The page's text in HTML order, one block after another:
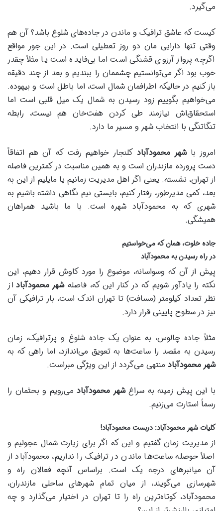
می‌گیرد.
کیست که عاشق ترافیک و ماندن در جاده‌های شلوغ باشد؟ آن هم
وقتی تنها دارایی مان دو روز تعطیلی است. در این جور مواقع
اگرچه پرواز آرزوی قشنگی است اما بی‌فایده است یا مثلاً چقدر
خوب بود اگر می‌توانستیم چشممان را ببندیم و بعد از چند دقیقه
باز کنیم در حالیکه اطرافمان شمال است، اما باطل است و بیهوده.
می‌خواهیم بگوییم زود رسیدن به شمال یک میل قلبی است اما
استحقاق‌اش نیازمند طی کردن هفت‌خان هم نیست، رابطه
تنگاتنگی با انتخاب شهر و مسیر ما دارد.
امروز باشهر محمودآباد کلنجار خواهیم رفت که آن هم اتفاقاً
دست پرورده مازندران است و به همین مناسبت در کمترین فاصله
از تهران، نشسته. یعنی اگر اهل مدیریت زمانیم یا مایلیم از این به
بعد، کمی مدیرطور، رفتار کنیم، بایستی نیم نگاهی داشته باشیم به
شهری که به محمودآباد شهره است. با ما باشید همراهان
همیشگی.
جاده خلوت، همان که می‌خواستیم
در راه رسیدن به محمودآباد
پیش از آن که وسواسانه، موضوع را مورد کاوش قرار دهیم، این
نکته را یادآور شویم که در کنار این که، فاصلهشهر محمودآباد از
نظر تعداد کیلومتر (مسافت) تا تهران اندک است، بار ترافیکی آن
نیز در سطوح پایینی قرار دارد.
مثلاً جاده چالوس، به عنوان یک جاده شلوغ و پرترافیک، زمان
رسیدن به مقصد را ساعت‌ها به تعویق می‌اندازد، اما راهی که به
شهر محمودآباد منتهی می‌گردد از این ویژگی مبراست.
با این پیش زمینه به سراغشهر محمودآباد می‌رویم و بحثمان را
رسماً استارت می‌زنیم.
کلیات شهر محمودآباد: دربست محمودآباد!
از مدیریت زمان گفتیم و این که اگر برای زیارت شمال عجولیم و
اصلاً حوصله ساعت‌ها ماندن در ترافیک را نداریم، محمودآباد از
آن میانبرهای درجه یک است. براساس آنچه فعالان راه و
شهرسازی می‌گویند، از میان تمام شهرهای ساحلی مازندران،
محمودآباد، کوتاه‌ترین راه را تا تهران در اختیار می‌گذارد و چه